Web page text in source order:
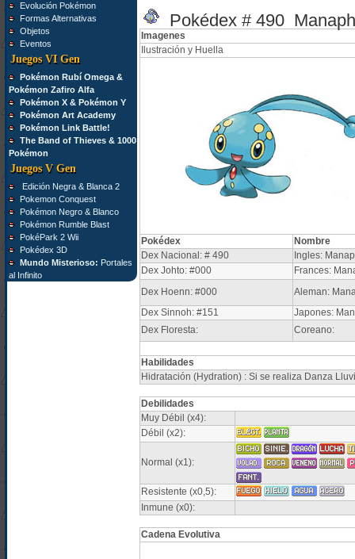
Evolución Pokémon
Formas Alternativas
Objetos
Eventos
Juegos VI Gen
Pokémon Rubí Omega &
Pokémon Zafiro Alfa
Pokémon X & Pokémon Y
Pokémon Art Academy
Pokémon Link Battle!
The Band of Thieves & 1000
Pokémon
Juegos V Gen
Edición Negra & Blanca 2
Pokemon Conquest
Pokémon Negro & Blanco
Pokémon Rumble Blast
PokéPark 2 Wii
Pokédex 3D
Mundo Misterioso: Portales
al Infinito
Pokédex # 490
Imagenes
Ilustración y Huella
Pokédex
Nombre
Dex Nacional: # 490
Ingles:
Dex Johto: #000
Frances:
Dex Hoenn: #000
Aleman:
Dex Sinnoh: #151
Japones:
Dex Floresta:
Coreano:
Habilidades
Hidratación (Hydration) : Si se realiza Danza
Debilidades
Muy Débil (x4):
Débil (x2):
Normal (x1):
Resistente (x0,5):
Inmune (x0):
Cadena Evolutiva